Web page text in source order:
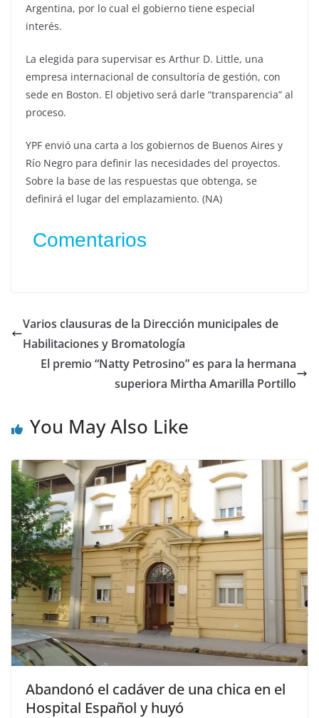
Argentina, por lo cual el gobierno tiene especial
interés.
La elegida para supervisar es Arthur D. Little, una
empresa internacional de consultoría de gestión, con
sede en Boston. El objetivo será darle “transparencia” al
proceso.
YPF envió una carta a los gobiernos de Buenos Aires y
Río Negro para definir las necesidades del proyectos.
Sobre la base de las respuestas que obtenga, se
definirá el lugar del emplazamiento. (NA)
Comentarios
Varios clausuras de la Dirección municipales de
Habilitaciones y Bromatología
El premio “Natty Petrosino” es para la hermana
superiora Mirtha Amarilla Portillo
You May Also Like
Abandonó el cadáver de una chica en el
Hospital Español y huyó